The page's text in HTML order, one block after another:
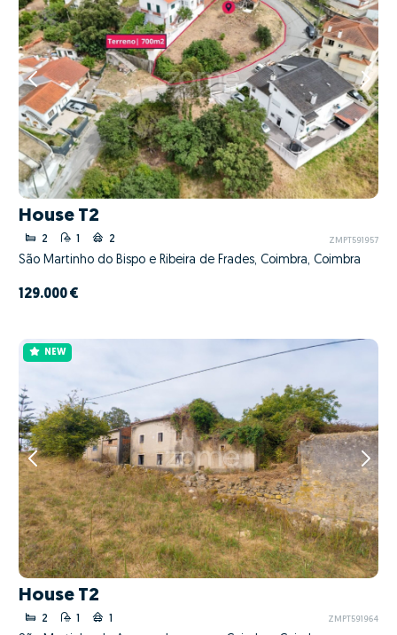
House T2
2 2 ZMPT591957
São Martinho do Bispo e Ribeira de Frades, Coimbra, Coimbra
129.000 €
NEW
House T2
2 1 1 ZMPT591964